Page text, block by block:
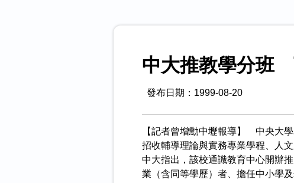
中大推教學分班
發布日期：1999-08-20
【記者曾增勳中壢報導】 中央大
招收輔導理論與實務專業學程、人
中大指出，該校通識教育中心開辦
業（含同等學歷）者、擔任中小學